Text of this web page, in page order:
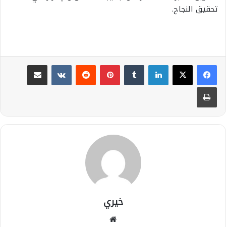
تحقيق النجاح.
لينكدإن بينتيريست
مشاركة عبر البريد
طباعة
خيري